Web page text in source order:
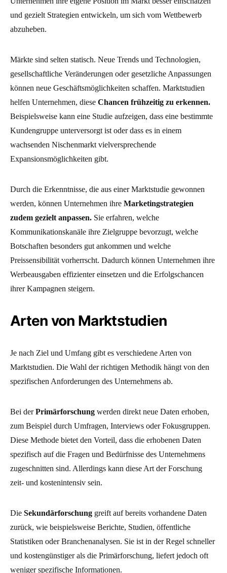
und gezielt Strategien entwickeln, um sich vom Wettbewerb
abzuheben.
Märkte sind selten statisch. Neue Trends und Technologien,
gesellschaftliche Veränderungen oder gesetzliche Anpassungen
können neue Geschäftsmöglichkeiten schaffen. Marktstudien
helfen Unternehmen, diese Chancen frühzeitig zu erkennen.
Beispielsweise kann eine Studie aufzeigen, dass eine bestimmte
Kundengruppe unterversorgt ist oder dass es in einem
wachsenden Nischenmarkt vielversprechende
Expansionsmöglichkeiten gibt.
Durch die Erkenntnisse, die aus einer Marktstudie gewonnen
werden, können Unternehmen ihre Marketingstrategien
zudem gezielt anpassen. Sie erfahren, welche
Kommunikationskanäle ihre Zielgruppe bevorzugt, welche
Botschaften besonders gut ankommen und welche
Preissensibilität vorherrscht. Dadurch können Unternehmen ihre
Werbeausgaben effizienter einsetzen und die Erfolgschancen
ihrer Kampagnen steigern.
Arten von Marktstudien
Je nach Ziel und Umfang gibt es verschiedene Arten von
Marktstudien. Die Wahl der richtigen Methodik hängt von den
spezifischen Anforderungen des Unternehmens ab.
Bei derPrimärforschung werden direkt neue Daten erhoben,
zum Beispiel durch Umfragen, Interviews oder Fokusgruppen.
Diese Methode bietet den Vorteil, dass die erhobenen Daten
spezifisch auf die Fragen und Bedürfnisse des Unternehmens
zugeschnitten sind. Allerdings kann diese Art der Forschung
zeit- und kostenintensiv sein.
Die Sekundärforschung greift auf bereits vorhandene Daten
zurück, wie beispielsweise Berichte, Studien, öffentliche
Statistiken oder Branchenanalysen. Sie ist in der Regel schneller
und kostengünstiger als die Primärforschung, liefert jedoch oft
weniger spezifische Informationen.